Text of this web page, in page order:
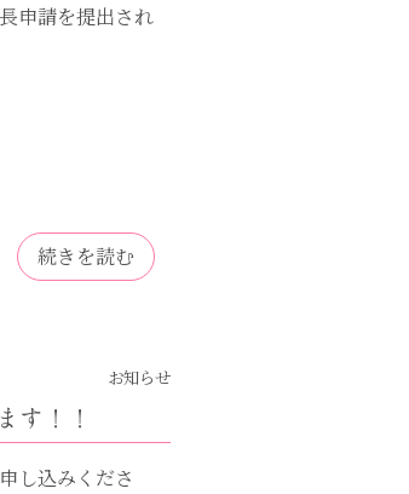
申請を提出され
続きを読む
お知らせ
ます！！
し込みくださ